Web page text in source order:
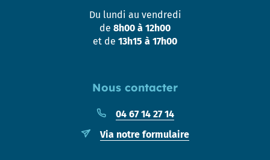
Nous contacter
04 67 14 27 14
Via notre formulaire
Du lundi au vendredi
de 8h00 à 12h00
et de 13h15 à 17h00